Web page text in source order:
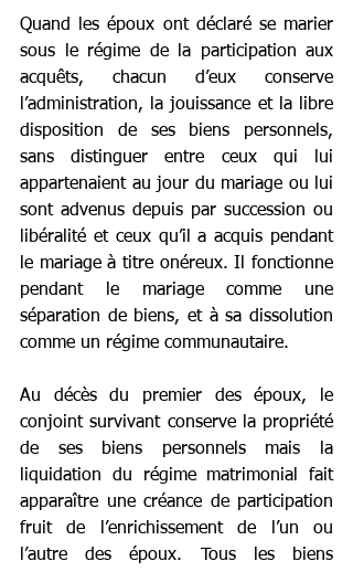
Quand les époux ont déclaré se marier
sous le régime de la participation aux
acquêts, chacun d’eux conserve
l’administration, la jouissance et la libre
disposition de ses biens personnels,
sans distinguer entre ceux qui lui
appartenaient au jour du mariage ou lui
sont advenus depuis par succession ou
libéralité et ceux qu’il a acquis pendant
le mariage à titre onéreux. Il fonctionne
pendant le mariage comme une
séparation de biens, et à sa dissolution
comme un régime communautaire.
Au décès du premier des époux, le
conjoint survivant conserve la propriété
de ses biens personnels mais la
liquidation du régime matrimonial fait
apparaître une créance de participation
fruit de l’enrichissement de l’un ou
l’autre des époux. Tous les biens